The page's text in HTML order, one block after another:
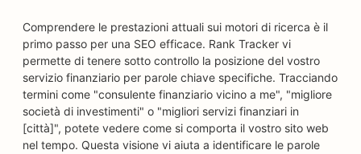
Comprendere le prestazioni attuali sui motori di ricerca è il
primo passo per una SEO efficace. Rank Tracker vi
permette di tenere sotto controllo la posizione del vostro
servizio finanziario per parole chiave specifiche. Tracciando
termini come "consulente finanziario vicino a me", "migliore
società di investimenti" o "migliori servizi finanziari in
[città]", potete vedere come si comporta il vostro sito web
nel tempo. Questa visione vi aiuta a identificare le parole